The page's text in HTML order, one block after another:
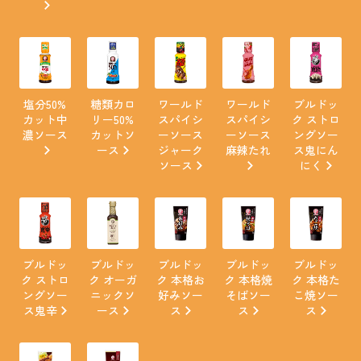
塩分50%
カット中
濃ソース
糖類カロ
リー50%
カットソ
ース
ワールド
スパイシ
ーソース
ジャーク
ソース
ワールド
スパイシ
ーソース
麻辣たれ
ブルドッ
ク ストロ
ングソー
ス鬼にん
にく
ブルドッ
ク ストロ
ングソー
ス鬼辛
ブルドッ
ク オーガ
ニックソ
ース
ブルドッ
ク 本格お
好みソー
ス
ブルドッ
ク 本格焼
そばソー
ス
ブルドッ
ク 本格た
こ焼ソー
ス